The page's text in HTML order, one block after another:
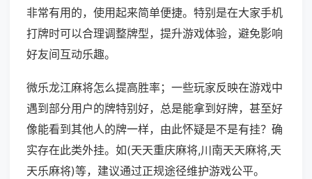
非常有用的，使用起来简单便捷。特别是在大家手机
打牌时可以合理调整牌型，提升游戏体验，避免影响
好友间互动乐趣。
微乐龙江麻将怎么提高胜率；一些玩家反映在游戏中
遇到部分用户的牌特别好，总是能拿到好牌，甚至好
像能看到其他人的牌一样，由此怀疑是不是有挂？确
实存在此类外挂。如(天天重庆麻将,川南天天麻将,天
天乐麻将)等，建议通过正规途径维护游戏公平。